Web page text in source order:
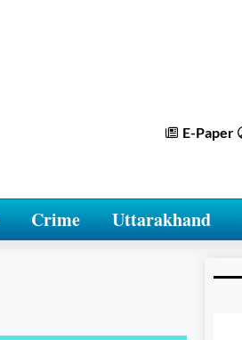
E-Paper
Crime Uttarakhand